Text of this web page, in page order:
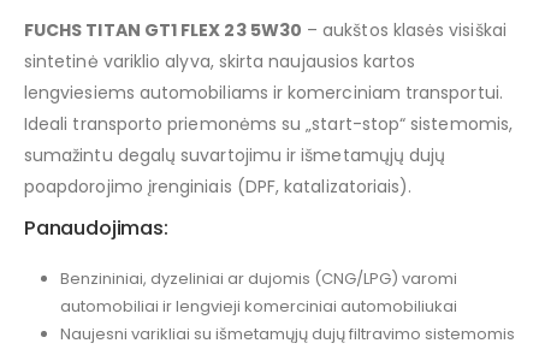
FUCHS TITAN GT1 FLEX 23 5W30 – aukštos klasės visiškai
sintetinė variklio alyva, skirta naujausios kartos
lengviesiems automobiliams ir komerciniam transportui.
Ideali transporto priemonėms su „start-stop“ sistemomis,
sumažintu degalų suvartojimu ir išmetamųjų dujų
poapdorojimo įrenginiais (DPF, katalizatoriais).
Panaudojimas:
Benzininiai, dyzeliniai ar dujomis (CNG/LPG) varomi
automobiliai ir lengvieji komerciniai automobiliukai
Naujesni varikliai su išmetamųjų dujų filtravimo sistemomis